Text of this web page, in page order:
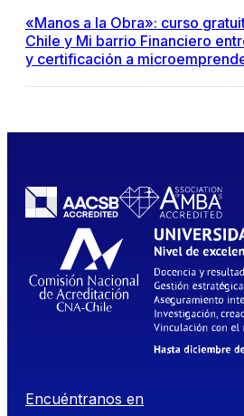
«Manos a la Obra»: curso
Chile y Mi barrio Financiero
y certificación a
Encuéntranos en